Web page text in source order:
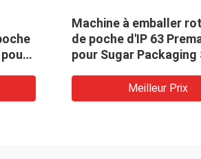
Machine à emballer
de poche d'IP 63
pour Sugar Packaging
Meilleur Prix